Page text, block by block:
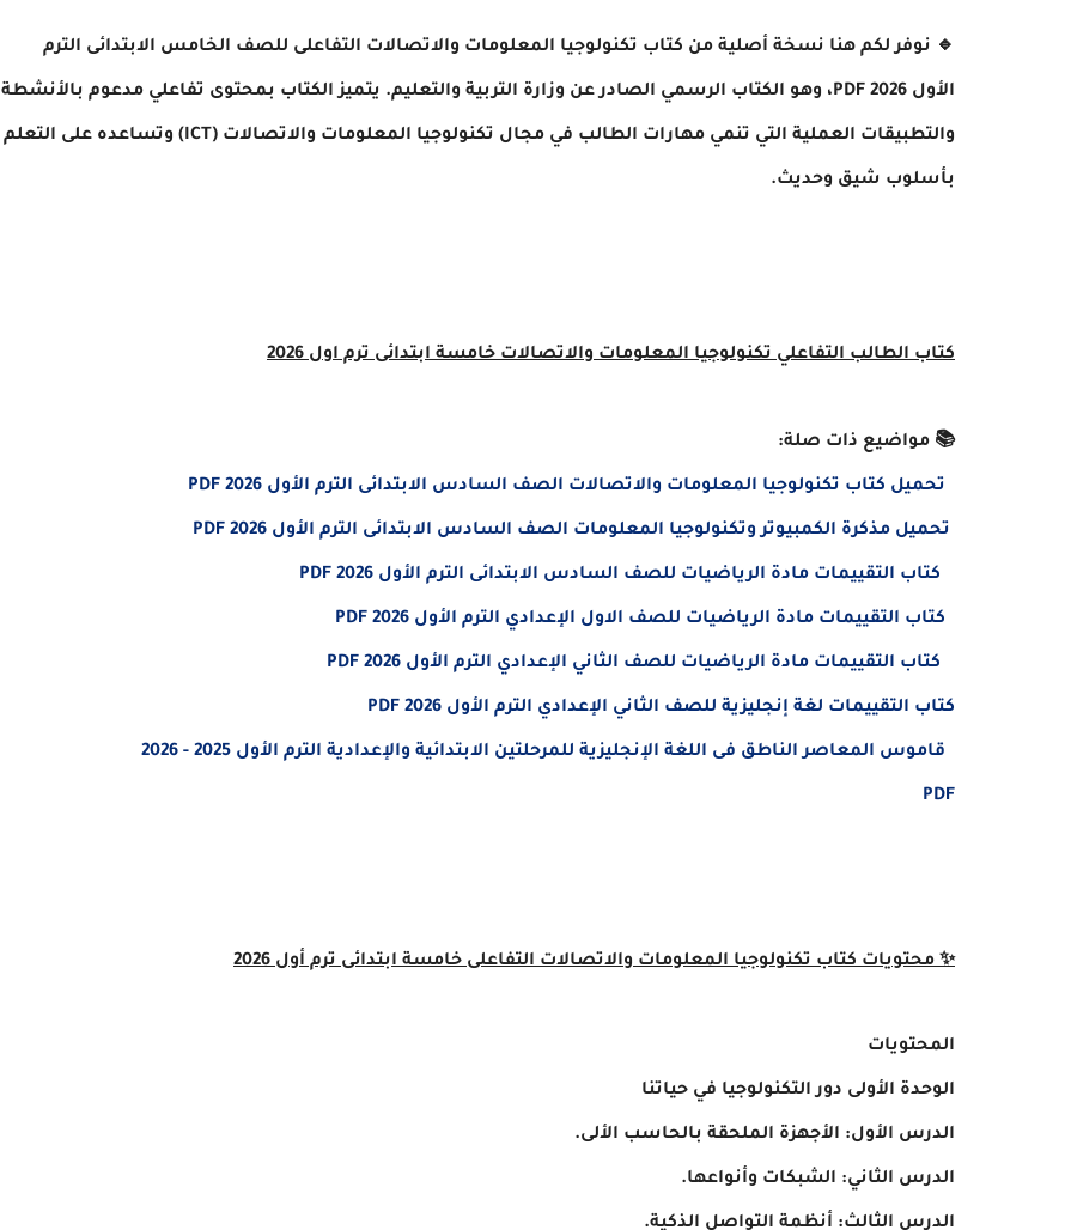
🔹 نوفر لكم هنا نسخة أصلية من كتاب تكنولوجيا المعلومات والاتصالات التفاعلى للصف الخامس الابتدائى الترم
الأول 2026 PDF، وهو الكتاب الرسمي الصادر عن وزارة التربية والتعليم. يتميز الكتاب بمحتوى تفاعلي مدعوم بالأنشطة
والتطبيقات العملية التي تنمي مهارات الطالب في مجال تكنولوجيا المعلومات والاتصالات (ICT) وتساعده على التعلم
بأسلوب شيق وحديث.
كتاب الطالب التفاعلي تكنولوجيا المعلومات والاتصالات خامسة ابتدائى ترم اول 2026
📚 مواضيع ذات صلة:
تحميل كتاب تكنولوجيا المعلومات والاتصالات الصف السادس الابتدائى الترم الأول 2026 PDF
تحميل مذكرة الكمبيوتر وتكنولوجيا المعلومات الصف السادس الابتدائى الترم الأول 2026 PDF
كتاب التقييمات مادة الرياضيات للصف السادس الابتدائى الترم الأول 2026 PDF
كتاب التقييمات مادة الرياضيات للصف الاول الإعدادي الترم الأول 2026 PDF
كتاب التقييمات مادة الرياضيات للصف الثاني الإعدادي الترم الأول 2026 PDF
كتاب التقييمات لغة إنجليزية للصف الثاني الإعدادي الترم الأول 2026 PDF
قاموس المعاصر الناطق فى اللغة الإنجليزية للمرحلتين الابتدائية والإعدادية الترم الأول 2025 - 2026
PDF
✨ محتويات كتاب تكنولوجيا المعلومات والاتصالات التفاعلى خامسة ابتدائى ترم أول 2026
المحتويات
الوحدة الأولى دور التكنولوجيا في حياتنا
الدرس الأول: الأجهزة الملحقة بالحاسب الألى.
الدرس الثاني: الشبكات وأنواعها.
الدرس الثالث: أنظمة التواصل الذكية.